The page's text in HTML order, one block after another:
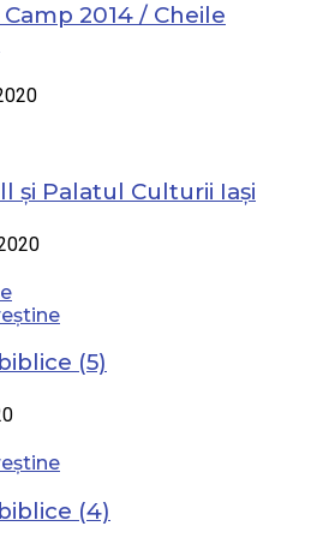
2014 / Cheile
și Palatul Culturii Iași
(5)
(4)